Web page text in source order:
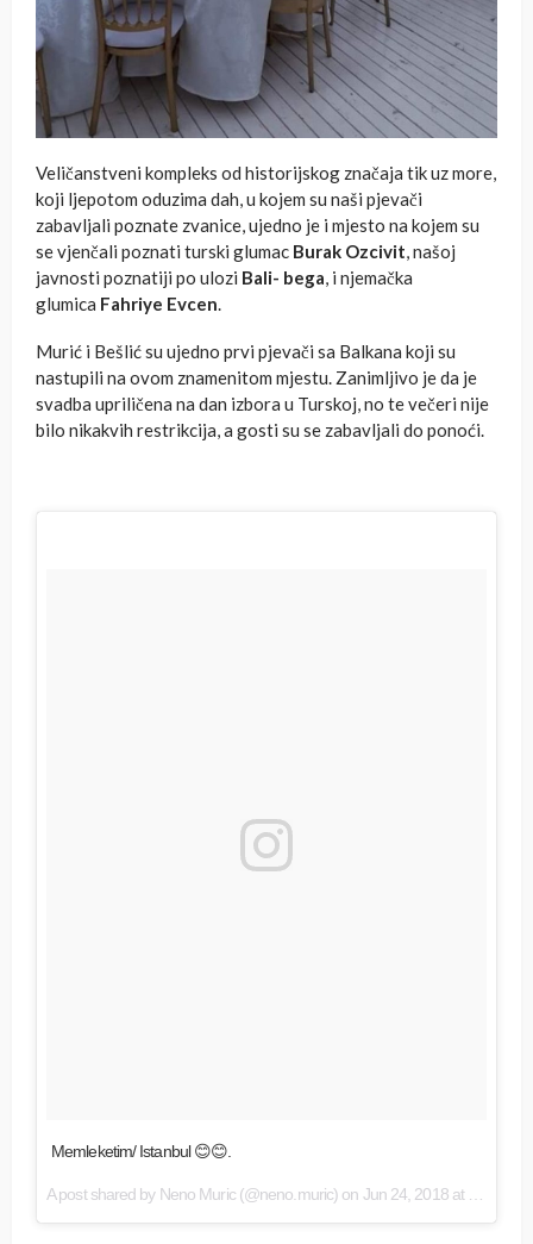
Veličanstveni kompleks od historijskog značaja tik uz more,
koji ljepotom oduzima dah, u kojem su naši pjevači
zabavljali poznate zvanice, ujedno je i mjesto na kojem su
se vjenčali poznati turski glumac Burak Ozcivit, našoj
javnosti poznatiji po ulozi Bali- bega, i njemačka
glumica Fahriye Evcen.
Murić i Bešlić su ujedno prvi pjevači sa Balkana koji su
nastupili na ovom znamenitom mjestu. Zanimljivo je da je
svadba upriličena na dan izbora u Turskoj, no te večeri nije
bilo nikakvih restrikcija, a gosti su se zabavljali do ponoći.
Memleketim/ Istanbul 😊😊.
A post shared by Neno Muric(@neno.muric) on Jun 24, 2018 at 8:35am PDT